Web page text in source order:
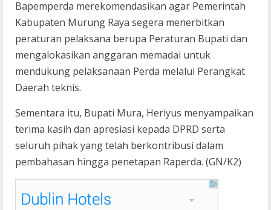
Bapemperda merekomendasikan agar Pemerintah
Kabupaten Murung Raya segera menerbitkan
peraturan pelaksana berupa Peraturan Bupati dan
mengalokasikan anggaran memadai untuk
mendukung pelaksanaan Perda melalui Perangkat
Daerah teknis.
Sementara itu, Bupati Mura, Heriyus menyampaikan
terima kasih dan apresiasi kepada DPRD serta
seluruh pihak yang telah berkontribusi dalam
pembahasan hingga penetapan Raperda. (GN/K2)